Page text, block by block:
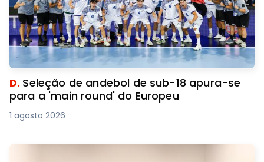
D. Seleção de andebol de sub-18 apura-se
para a 'main round' do Europeu
1 agosto 2026